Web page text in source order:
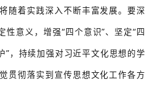
随着实践深入不断丰富发展。要深
性意义，增强“四个意识”、坚定“四
”，持续加强对习近平文化思想的学
贯彻落实到宣传思想文化工作各方